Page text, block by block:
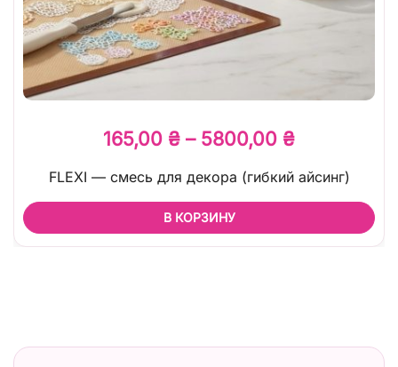
В КОРЗИНУ
165,00 ₴ – 5800,00 ₴
FLEXI — смесь для декора (гибкий айсинг)